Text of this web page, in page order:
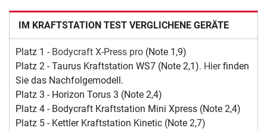
IM KRAFTSTATION TEST VERGLICHENE GERÄTE
Platz 1 - Bodycraft X-Press pro (Note 1,9)
Platz 2 - Taurus Kraftstation WS7 (Note 2,1). Hierfinden
Sie das Nachfolgemodell.
Platz 3 - Horizon Torus 3 (Note 2,4)
Platz 4 - Bodycraft Kraftstation Mini Xpress (Note 2,4)
Platz 5 - Kettler Kraftstation Kinetic (Note 2,7)